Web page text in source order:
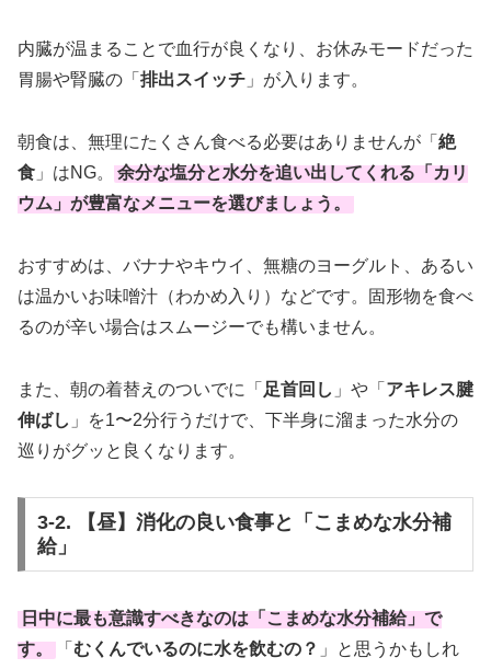
内臓が温まることで血行が良くなり、お休みモードだった
胃腸や腎臓の「 排出スイッチ 」が入ります。
朝食は、無理にたくさん食べる必要はありませんが「 絶
食 」はNG。
余分な塩分と水分を追い出してくれる「カリ
ウム」が豊富なメニューを選びましょう。
おすすめは、バナナやキウイ、無糖のヨーグルト、あるい
は温かいお味噌汁（わかめ入り）などです。固形物を食べ
るのが辛い場合はスムージーでも構いません。
また、朝の着替えのついでに「 足首回し 」や「 アキレス腱
伸ばし 」を1〜2分行うだけで、下半身に溜まった水分の
巡りがグッと良くなります。
3-2. 【昼】消化の良い食事と「こまめな水分補
給」
日中に最も意識すべきなのは「こまめな水分補給」で
す。
「むくんでいるのに水を飲むの？ 」と思うかもしれ